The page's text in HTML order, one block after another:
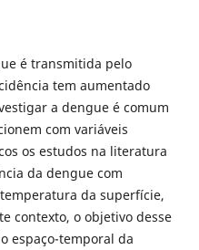
é transmitida pelo
tem aumentado
a dengue é comum
com variáveis
os estudos na literatura
da dengue com
da superfície,
contexto, o objetivo desse
espaço-temporal da